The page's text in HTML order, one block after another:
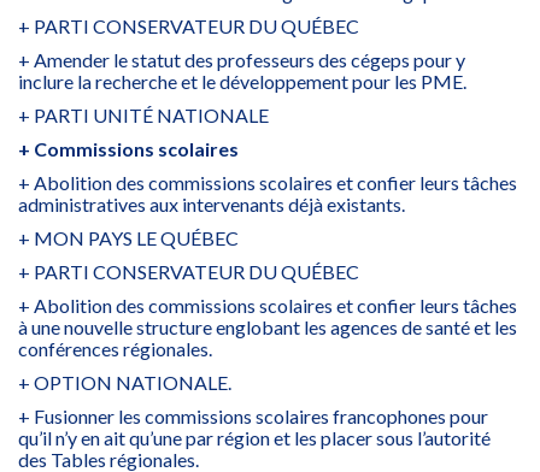
+ PARTI CONSERVATEUR DU QUÉBEC
+ Amender le statut des professeurs des cégeps pour y
inclure la recherche et le développement pour les PME.
+ PARTI UNITÉ NATIONALE
+ Commissions scolaires
+ Abolition des commissions scolaires et confier leurs tâches
administratives aux intervenants déjà existants.
+ MON PAYS LE QUÉBEC
+ PARTI CONSERVATEUR DU QUÉBEC
+ Abolition des commissions scolaires et confier leurs tâches
à une nouvelle structure englobant les agences de santé et les
conférences régionales.
+ OPTION NATIONALE.
+ Fusionner les commissions scolaires francophones pour
qu’il n’y en ait qu’une par région et les placer sous l’autorité
des Tables régionales.